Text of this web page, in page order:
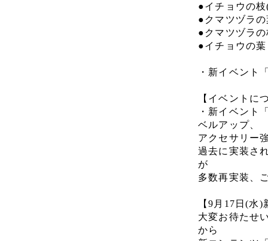
●イチョウの
●クマツヅラ
●クマツヅラ
●イチョウの葉
・新イベント
【イベントに
・新イベント
ベルアップ、
アクセサリー
過去に実装さ
が
多数再実装、
【9月17日(水
大変お待たせ
から